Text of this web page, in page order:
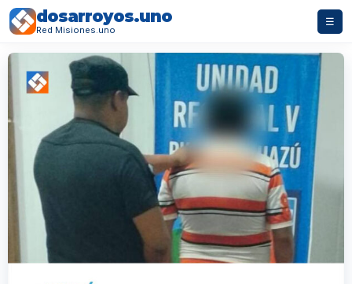
dosarroyos.uno
Red Misiones.uno
☰